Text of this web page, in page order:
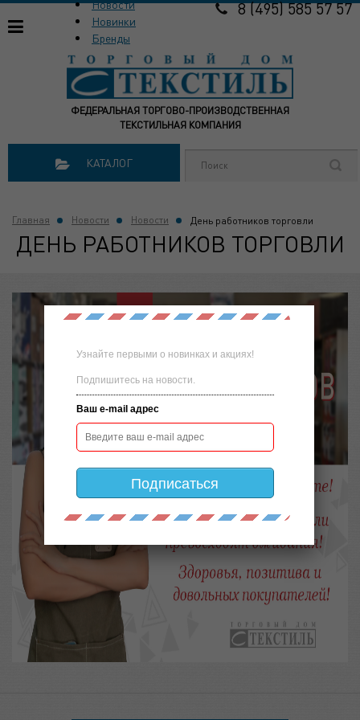
ФЕДЕРАЛЬНАЯ ТОРГОВО-ПРОИЗВОДСТВЕННАЯ
ТЕКСТИЛЬНАЯ КОМПАНИЯ
Новости
Новинки
Бренды
8 (495) 585 57 57
КАТАЛОГ
Главная Новости Новости День работников торговли
ДЕНЬ РАБОТНИКОВ ТОРГОВЛИ
Узнайте первыми о новинках и акциях!
Подпишитесь на новости.
Ваш e-mail адрес
Подписаться